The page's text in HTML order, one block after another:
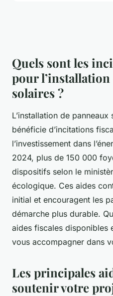
Quels sont les
pour l’installation
solaires ?
L’installation de panneaux
bénéficie d’incitations
l’investissement dans
2024, plus de 150 000
dispositifs selon le
écologique. Ces aides
initial et encouragent les
démarche plus durable.
aides fiscales disponibles
vous accompagner dans
Les principales
soutenir votre